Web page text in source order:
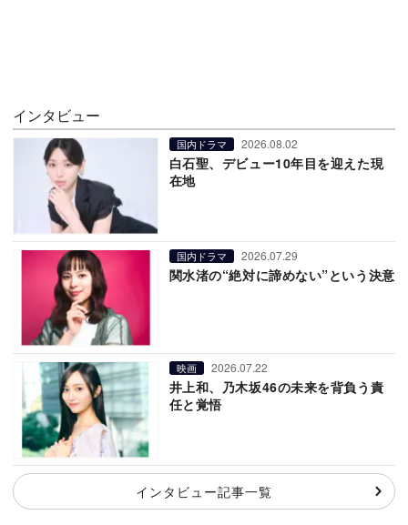
インタビュー
国内ドラマ 2026.08.02
白石聖、デビュー10年目を迎えた現
在地
国内ドラマ 2026.07.29
関水渚の“絶対に諦めない”という決意
映画 2026.07.22
井上和、乃木坂46の未来を背負う責
任と覚悟
インタビュー記事一覧